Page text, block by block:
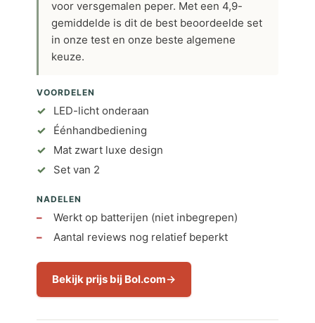
voor versgemalen peper. Met een 4,9-
gemiddelde is dit de best beoordeelde set
in onze test en onze beste algemene
keuze.
VOORDELEN
LED-licht onderaan
Éénhandbediening
Mat zwart luxe design
Set van 2
NADELEN
Werkt op batterijen (niet inbegrepen)
Aantal reviews nog relatief beperkt
Bekijk prijs bij Bol.com